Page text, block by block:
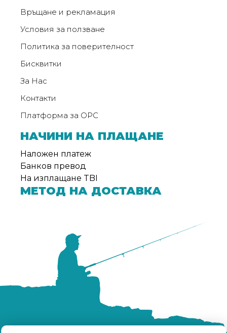
Комплекти
Сонари
нас
Поръчка
доставка
рекламация
ползване
Връщане и рекламация
Условия за ползване
Политика за поверителност
Бисквитки
За Нас
Контакти
Платформа за ОРС
НАЧИНИ НА ПЛАЩАНЕ
Наложен платеж
Банков превод
На изплащане TBI
МЕТОД НА ДОСТАВКА